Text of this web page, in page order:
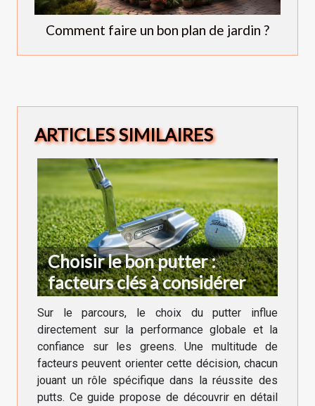
Comment faire un bon plan de jardin ?
ARTICLES SIMILAIRES
Choisir le bon putter :
facteurs clés à considérer
Sur le parcours, le choix du putter influe
directement sur la performance globale et la
confiance sur les greens. Une multitude de
facteurs peuvent orienter cette décision, chacun
jouant un rôle spécifique dans la réussite des
putts. Ce guide propose de découvrir en détail